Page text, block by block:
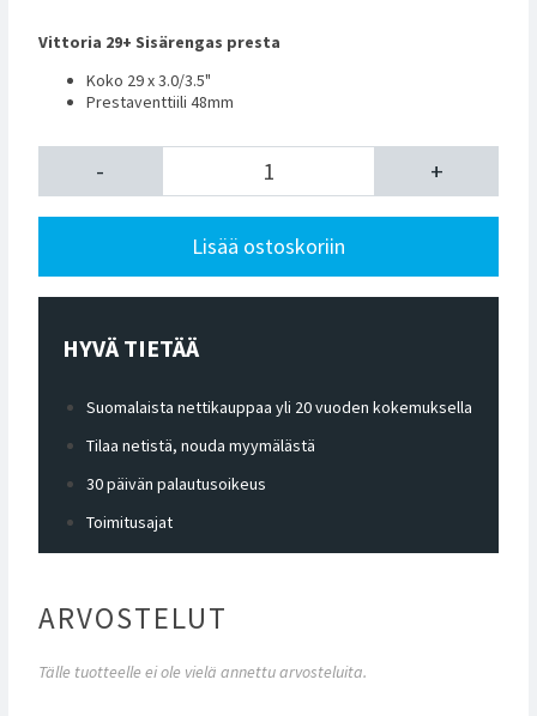
Vittoria 29+ Sisärengas presta
Koko 29 x 3.0/3.5"
Prestaventtiili 48mm
- +
Lisää ostoskoriin
HYVÄ TIETÄÄ
Suomalaista nettikauppaa yli 20 vuoden kokemuksella
Tilaa netistä, nouda myymälästä
30 päivän palautusoikeus
Toimitusajat
ARVOSTELUT
Tälle tuotteelle ei ole vielä annettu arvosteluita.